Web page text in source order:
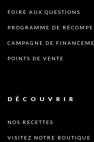
FOIRE AUX QUESTIONS
PROGRAMME DE
CAMPAGNE DE
POINTS DE VENTE
DÉCOUVRIR
NOS RECETTES
VISITEZ NOTRE BOUTIQUE